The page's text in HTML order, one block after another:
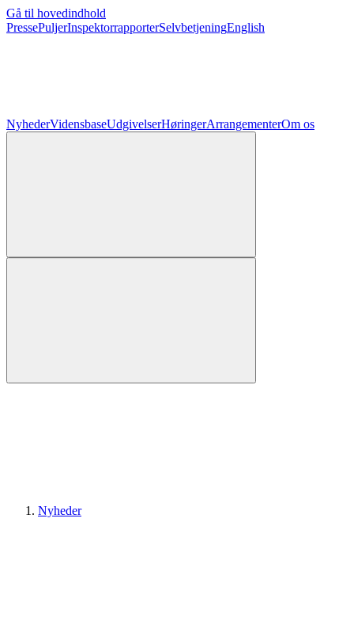
Gå til hovedindhold
PressePuljerInspektorrapporterSelvbetjeningEnglish
NyhederVidensbaseUdgivelserHøringerArrangementerOm os
Nyheder